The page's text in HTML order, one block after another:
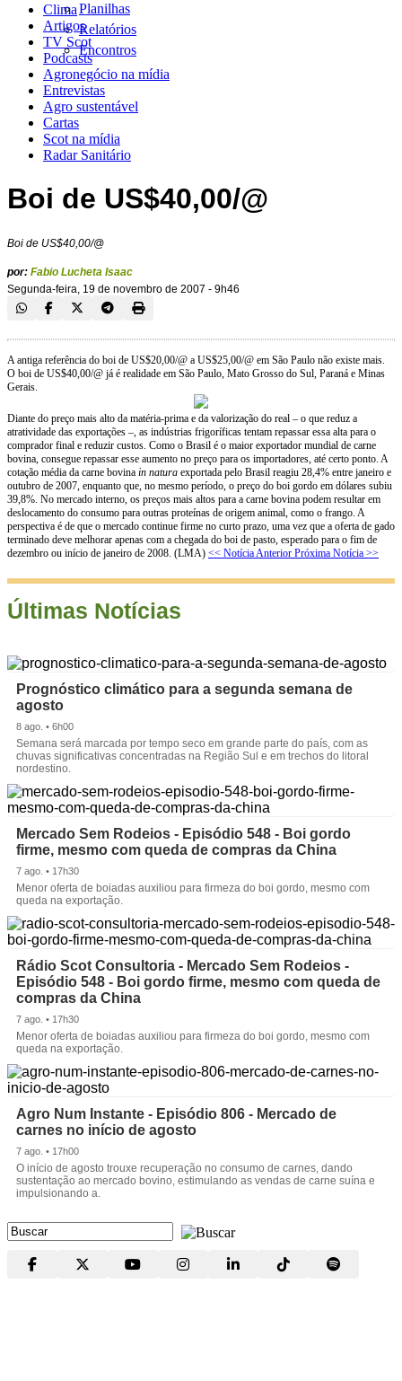
Planilhas
Relatórios
Encontros
Clima
Artigos
TV Scot
Podcasts
Agronegócio na mídia
Entrevistas
Agro sustentável
Cartas
Scot na mídia
Radar Sanitário
Boi de US$40,00/@
Boi de US$40,00/@
por: Fabio Lucheta Isaac
Segunda-feira, 19 de novembro de 2007 - 9h46
A antiga referência do boi de US$20,00/@ a US$25,00/@ em São Paulo não existe mais.
O boi de US$40,00/@ já é realidade em São Paulo, Mato Grosso do Sul, Paraná e Minas
Gerais.
Diante do preço mais alto da matéria-prima e da valorização do real – o que reduz a
atratividade das exportações –, as indústrias frigoríficas tentam repassar essa alta para o
comprador final e reduzir custos. Como o Brasil é o maior exportador mundial de carne
bovina, consegue repassar esse aumento no preço para os importadores, até certo ponto. A
cotação média da carne bovina in natura exportada pelo Brasil reagiu 28,4% entre janeiro e
outubro de 2007, enquanto que, no mesmo período, o preço do boi gordo em dólares subiu
39,8%. No mercado interno, os preços mais altos para a carne bovina podem resultar em
deslocamento do consumo para outras proteínas de origem animal, como o frango. A
perspectiva é de que o mercado continue firme no curto prazo, uma vez que a oferta de gado
terminado deve melhorar apenas com a chegada do boi de pasto, esperado para o fim de
dezembro ou início de janeiro de 2008. (LMA) << Notícia Anterior Próxima Notícia >>
Últimas Notícias
Prognóstico climático para a segunda semana de
agosto
8 ago. • 6h00
Semana será marcada por tempo seco em grande parte do país, com as
chuvas significativas concentradas na Região Sul e em trechos do litoral
nordestino.
Mercado Sem Rodeios - Episódio 548 - Boi gordo
firme, mesmo com queda de compras da China
7 ago. • 17h30
Menor oferta de boiadas auxiliou para firmeza do boi gordo, mesmo com
queda na exportação.
Rádio Scot Consultoria - Mercado Sem Rodeios -
Episódio 548 - Boi gordo firme, mesmo com queda de
compras da China
7 ago. • 17h30
Menor oferta de boiadas auxiliou para firmeza do boi gordo, mesmo com
queda na exportação.
Agro Num Instante - Episódio 806 - Mercado de
carnes no início de agosto
7 ago. • 17h00
O início de agosto trouxe recuperação no consumo de carnes, dando
sustentação ao mercado bovino, estimulando as vendas de carne suína e
impulsionando a.